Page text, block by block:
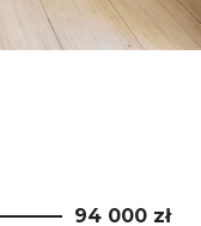
© OpenStreetMap contributors
94 000 zł